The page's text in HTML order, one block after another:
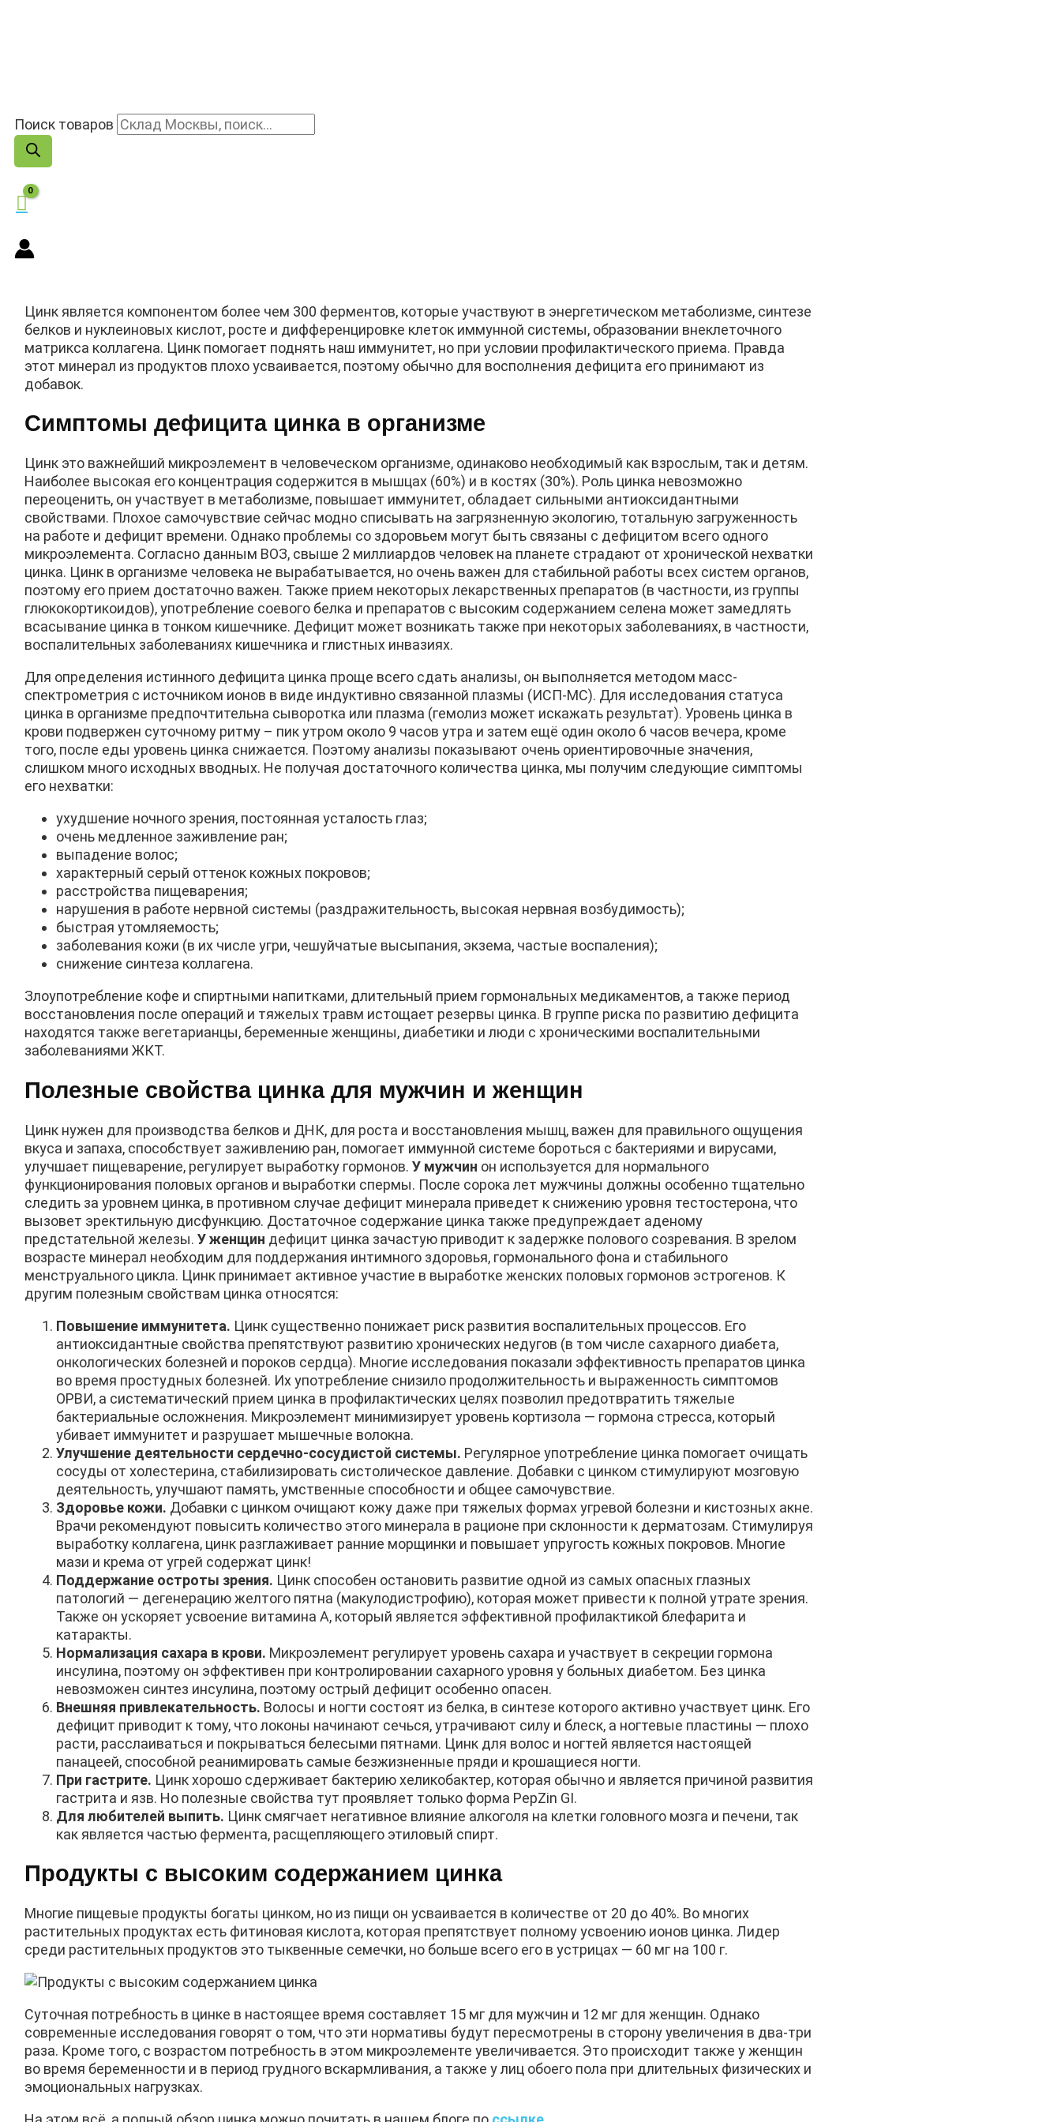
Поиск товаров
Цинк является компонентом более чем 300 ферментов, которые участвуют в энергетическом метаболизме, синтезе
белков и нуклеиновых кислот, росте и дифференцировке клеток иммунной системы, образовании внеклеточного
матрикса коллагена. Цинк помогает поднять наш иммунитет, но при условии профилактического приема. Правда
этот минерал из продуктов плохо усваивается, поэтому обычно для восполнения дефицита его принимают из
добавок.
Симптомы дефицита цинка в организме
Цинк это важнейший микроэлемент в человеческом организме, одинаково необходимый как взрослым, так и детям.
Наиболее высокая его концентрация содержится в мышцах (60%) и в костях (30%). Роль цинка невозможно
переоценить, он участвует в метаболизме, повышает иммунитет, обладает сильными антиоксидантными
свойствами. Плохое самочувствие сейчас модно списывать на загрязненную экологию, тотальную загруженность
на работе и дефицит времени. Однако проблемы со здоровьем могут быть связаны с дефицитом всего одного
микроэлемента. Согласно данным ВОЗ, свыше 2 миллиардов человек на планете страдают от хронической нехватки
цинка. Цинк в организме человека не вырабатывается, но очень важен для стабильной работы всех систем органов,
поэтому его прием достаточно важен. Также прием некоторых лекарственных препаратов (в частности, из группы
глюкокортикоидов), употребление соевого белка и препаратов с высоким содержанием селена может замедлять
всасывание цинка в тонком кишечнике. Дефицит может возникать также при некоторых заболеваниях, в частности,
воспалительных заболеваниях кишечника и глистных инвазиях.
Для определения истинного дефицита цинка проще всего сдать анализы, он выполняется методом масс-
спектрометрия c источником ионов в виде индуктивно связанной плазмы (ИСП-МС). Для исследования статуса
цинка в организме предпочтительна сыворотка или плазма (гемолиз может искажать результат). Уровень цинка в
крови подвержен суточному ритму – пик утром около 9 часов утра и затем ещё один около 6 часов вечера, кроме
того, после еды уровень цинка снижается. Поэтому анализы показывают очень ориентировочные значения,
слишком много исходных вводных. Не получая достаточного количества цинка, мы получим следующие симптомы
его нехватки:
ухудшение ночного зрения, постоянная усталость глаз;
очень медленное заживление ран;
выпадение волос;
характерный серый оттенок кожных покровов;
расстройства пищеварения;
нарушения в работе нервной системы (раздражительность, высокая нервная возбудимость);
быстрая утомляемость;
заболевания кожи (в их числе угри, чешуйчатые высыпания, экзема, частые воспаления);
снижение синтеза коллагена.
Злоупотребление кофе и спиртными напитками, длительный прием гормональных медикаментов, а также период
восстановления после операций и тяжелых травм истощает резервы цинка. В группе риска по развитию дефицита
находятся также вегетарианцы, беременные женщины, диабетики и люди с хроническими воспалительными
заболеваниями ЖКТ.
Полезные свойства цинка для мужчин и женщин
Цинк нужен для производства белков и ДНК, для роста и восстановления мышц, важен для правильного ощущения
вкуса и запаха, способствует заживлению ран, помогает иммунной системе бороться с бактериями и вирусами,
улучшает пищеварение, регулирует выработку гормонов. У мужчин он используется для нормального
функционирования половых органов и выработки спермы. После сорока лет мужчины должны особенно тщательно
следить за уровнем цинка, в противном случае дефицит минерала приведет к снижению уровня тестостерона, что
вызовет эректильную дисфункцию. Достаточное содержание цинка также предупреждает аденому
предстательной железы. У женщин дефицит цинка зачастую приводит к задержке полового созревания. В зрелом
возрасте минерал необходим для поддержания интимного здоровья, гормонального фона и стабильного
менструального цикла. Цинк принимает активное участие в выработке женских половых гормонов эстрогенов. К
другим полезным свойствам цинка относятся:
Повышение иммунитета. Цинк существенно понижает риск развития воспалительных процессов. Его
антиоксидантные свойства препятствуют развитию хронических недугов (в том числе сахарного диабета,
онкологических болезней и пороков сердца). Многие исследования показали эффективность препаратов цинка
во время простудных болезней. Их употребление снизило продолжительность и выраженность симптомов
ОРВИ, а систематический прием цинка в профилактических целях позволил предотвратить тяжелые
бактериальные осложнения. Микроэлемент минимизирует уровень кортизола — гормона стресса, который
убивает иммунитет и разрушает мышечные волокна.
Улучшение деятельности сердечно-сосудистой системы. Регулярное употребление цинка помогает очищать
сосуды от холестерина, стабилизировать систолическое давление. Добавки с цинком стимулируют мозговую
деятельность, улучшают память, умственные способности и общее самочувствие.
Здоровье кожи. Добавки с цинком очищают кожу даже при тяжелых формах угревой болезни и кистозных акне.
Врачи рекомендуют повысить количество этого минерала в рационе при склонности к дерматозам. Стимулируя
выработку коллагена, цинк разглаживает ранние морщинки и повышает упругость кожных покровов. Многие
мази и крема от угрей содержат цинк!
Поддержание остроты зрения. Цинк способен остановить развитие одной из самых опасных глазных
патологий — дегенерацию желтого пятна (макулодистрофию), которая может привести к полной утрате зрения.
Также он ускоряет усвоение витамина А, который является эффективной профилактикой блефарита и
катаракты.
Нормализация сахара в крови. Микроэлемент регулирует уровень сахара и участвует в секреции гормона
инсулина, поэтому он эффективен при контролировании сахарного уровня у больных диабетом. Без цинка
невозможен синтез инсулина, поэтому острый дефицит особенно опасен.
Внешняя привлекательность. Волосы и ногти состоят из белка, в синтезе которого активно участвует цинк. Его
дефицит приводит к тому, что локоны начинают сечься, утрачивают силу и блеск, а ногтевые пластины — плохо
расти, расслаиваться и покрываться белесыми пятнами. Цинк для волос и ногтей является настоящей
панацеей, способной реанимировать самые безжизненные пряди и крошащиеся ногти.
При гастрите. Цинк хорошо сдерживает бактерию хеликобактер, которая обычно и является причиной развития
гастрита и язв. Но полезные свойства тут проявляет только форма PepZin GI.
Для любителей выпить. Цинк смягчает негативное влияние алкоголя на клетки головного мозга и печени, так
как является частью фермента, расщепляющего этиловый спирт.
Продукты с высоким содержанием цинка
Многие пищевые продукты богаты цинком, но из пищи он усваивается в количестве от 20 до 40%. Во многих
растительных продуктах есть фитиновая кислота, которая препятствует полному усвоению ионов цинка. Лидер
среди растительных продуктов это тыквенные семечки, но больше всего его в устрицах — 60 мг на 100 г.
Суточная потребность в цинке в настоящее время составляет 15 мг для мужчин и 12 мг для женщин. Однако
современные исследования говорят о том, что эти нормативы будут пересмотрены в сторону увеличения в два-три
раза. Кроме того, с возрастом потребность в этом микроэлементе увеличивается. Это происходит также у женщин
во время беременности и в период грудного вскармливания, а также у лиц обоего пола при длительных физических и
эмоциональных нагрузках.